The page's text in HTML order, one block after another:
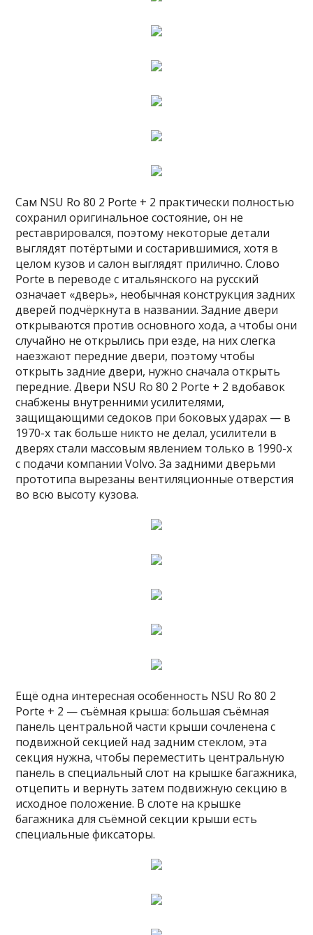
Сам NSU Ro 80 2 Porte + 2 практически полностью
сохранил оригинальное состояние, он не
реставрировался, поэтому некоторые детали
выглядят потёртыми и состарившимися, хотя в
целом кузов и салон выглядят прилично. Слово
Porte в переводе с итальянского на русский
означает «дверь», необычная конструкция задних
дверей подчёркнута в названии. Задние двери
открываются против основного хода, а чтобы они
случайно не открылись при езде, на них слегка
наезжают передние двери, поэтому чтобы
открыть задние двери, нужно сначала открыть
передние. Двери NSU Ro 80 2 Porte + 2 вдобавок
снабжены внутренними усилителями,
защищающими седоков при боковых ударах — в
1970-х так больше никто не делал, усилители в
дверях стали массовым явлением только в 1990-х
с подачи компании Volvo. За задними дверьми
прототипа вырезаны вентиляционные отверстия
во всю высоту кузова.
Ещё одна интересная особенность NSU Ro 80 2
Porte + 2 — съёмная крыша: большая съёмная
панель центральной части крыши сочленена с
подвижной секцией над задним стеклом, эта
секция нужна, чтобы переместить центральную
панель в специальный слот на крышке багажника,
отцепить и вернуть затем подвижную секцию в
исходное положение. В слоте на крышке
багажника для съёмной секции крыши есть
специальные фиксаторы.